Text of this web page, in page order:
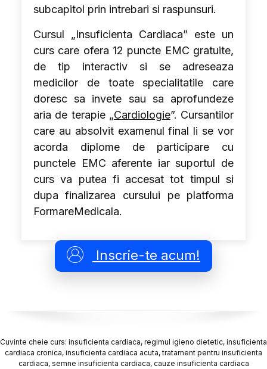
subcapitol prin intrebari si raspunsuri.
Cursul „Insuficienta Cardiaca” este un
curs care ofera 12 puncte EMC gratuite,
de tip interactiv si se adreseaza
medicilor de toate specialitatile care
doresc sa invete sau sa aprofundeze
aria de terapie „Cardiologie”. Cursantilor
care au absolvit examenul final li se vor
acorda diplome de participare cu
punctele EMC aferente iar suportul de
curs va putea fi accesat tot timpul si
dupa finalizarea cursului pe platforma
FormareMedicala.
Inscrie-te acum!
Cuvinte cheie curs: insuficienta cardiaca, regimul igieno dietetic, insuficienta
cardiaca cronica, insuficienta cardiaca acuta, tratament pentru insuficienta
cardiaca, semne insuficienta cardiaca, cauze insuficienta cardiaca